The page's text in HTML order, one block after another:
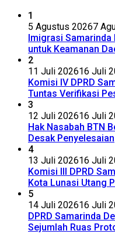
1
5 Agustus 20267
Imigrasi
untuk Keamanan
2
11 Juli 202616 Juli
Komisi IV DPRD
Tuntas Verifikasi
3
12 Juli 202616 Juli
Hak Nasabah BTN
Desak Penyelesaian
4
13 Juli 202616 Juli
Komisi III DPRD
Kota Lunasi Utang
5
14 Juli 202616 Juli
DPRD Samarinda
Sejumlah Ruas